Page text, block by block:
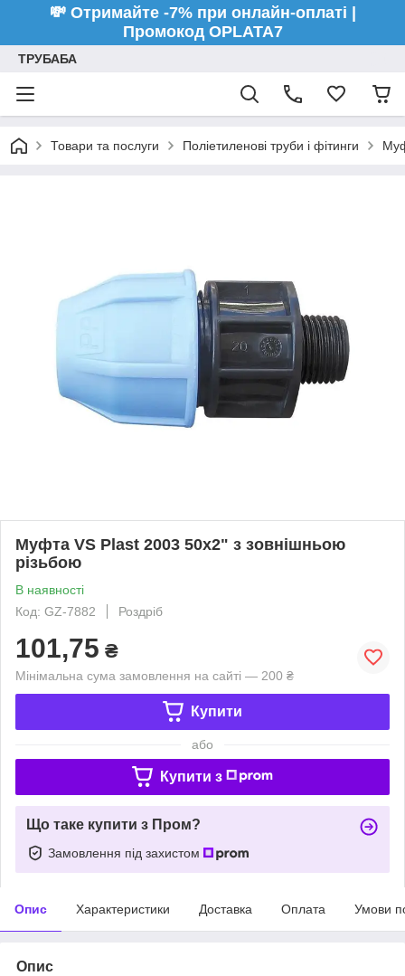
💸 Отримайте -7% при онлайн-оплаті |
Промокод OPLATA7
ТРУБАБА
Товари та послуги Поліетиленові труби і фітинги
Муфта VS Plast 2003 50х2" з зовнішньою
різьбою
В наявності
Код: GZ-7882
Роздріб
101,75 ₴
Мінімальна сума замовлення на сайті — 200 ₴
Купити
або
Купити з
Що таке купити з Пром?
Замовлення під захистом
Опис Характеристики Доставка Оплата Умови
Опис